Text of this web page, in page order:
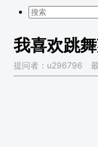
我喜欢跳
提问者：u296796